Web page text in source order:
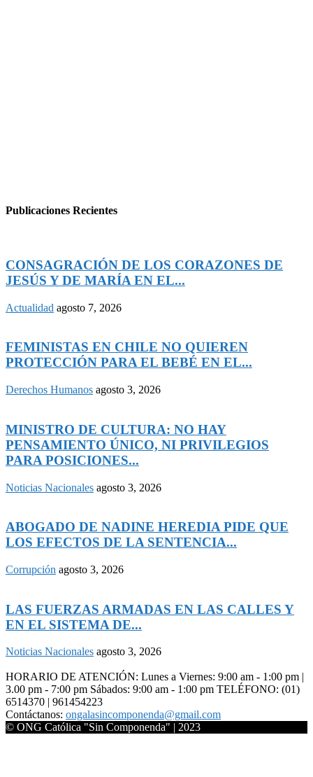
Publicaciones Recientes
CONSAGRACIÓN DE LOS CORAZONES DE
JESÚS Y DE MARÍA EN EL...
Actualidad agosto 7, 2026
FEMINISTAS EN CHILE NO QUIEREN
PROTECCIÓN PARA EL BEBÉ EN EL...
Derechos Humanos agosto 3, 2026
MINISTRO DE CULTURA: NO HAY
PENSAMIENTO ÚNICO, NI PRIVILEGIOS
PARA POSICIONES...
Noticias Nacionales agosto 3, 2026
ABOGADO DE NADINE HEREDIA PIDE QUE
LOS EFECTOS DE LA SENTENCIA...
Corrupción agosto 3, 2026
LAS FUERZAS ARMADAS EN LAS CALLES Y
EN EL SISTEMA DE...
Noticias Nacionales agosto 3, 2026
HORARIO DE ATENCIÓN: Lunes a Viernes: 9:00 am - 1:00 pm |
3.00 pm - 7:00 pm Sábados: 9:00 am - 1:00 pm TELÉFONO: (01)
6514370 | 961454223
Contáctanos: ongalasincomponenda@gmail.com
© ONG Católica "Sin Componenda" | 2023